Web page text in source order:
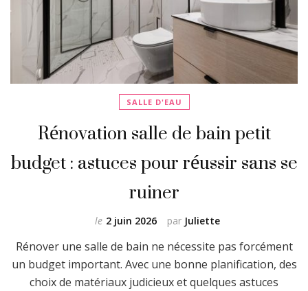
SALLE D'EAU
Rénovation salle de bain petit
budget : astuces pour réussir sans se
ruiner
par Juliette
le 2 juin 2026
Rénover une salle de bain ne nécessite pas forcément
un budget important. Avec une bonne planification, des
choix de matériaux judicieux et quelques astuces